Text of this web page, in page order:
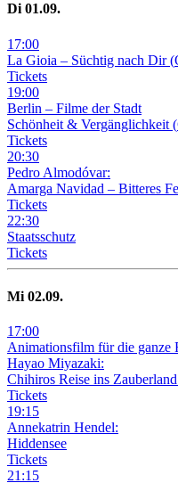
Di 01.09.
17:00
La Gioia – Süchtig nach Dir (
Tickets
19:00
Berlin – Filme der Stadt
Schönheit & Vergänglichkeit (
Tickets
20:30
Pedro Almodóvar:
Amarga Navidad – Bitteres
Tickets
22:30
Staatsschutz
Tickets
Mi 02.09.
17:00
Animationsfilm für die ganze
Hayao Miyazaki:
Chihiros Reise ins Zauberland
Tickets
19:15
Annekatrin Hendel:
Hiddensee
Tickets
21 :15